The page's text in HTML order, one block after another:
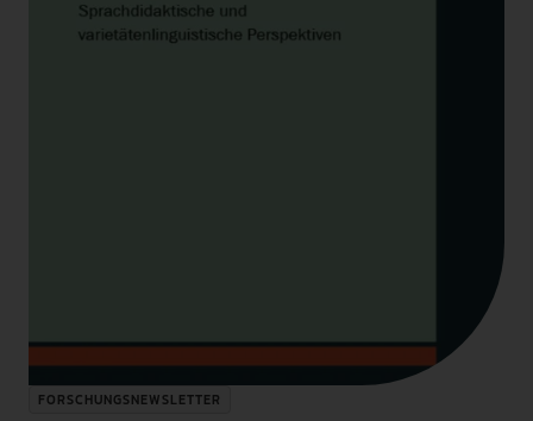
Hochschule
GEBÄRDENSPRACHE
LEICHTE SPRACHE
FORSCHUNGSNEWSLETTER